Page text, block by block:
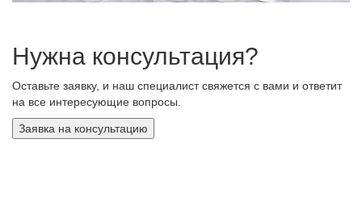
Нужна консультация?
Оставьте заявку, и наш специалист свяжется с вами и ответит
на все интересующие вопросы.
Заявка на консультацию